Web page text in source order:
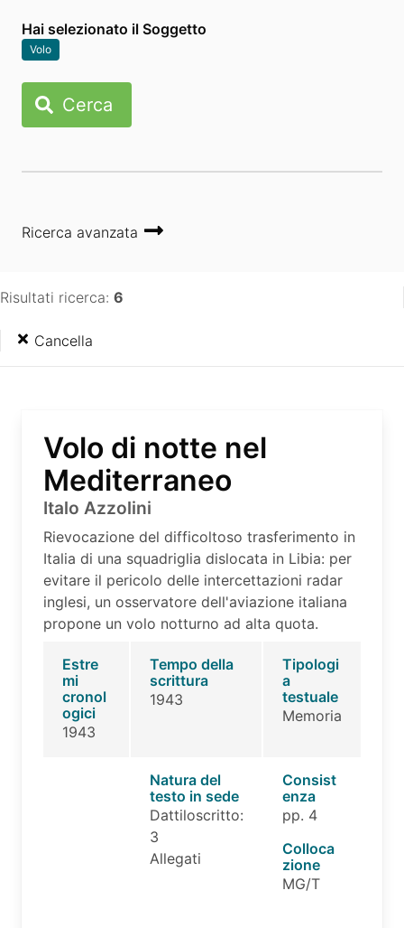
Hai selezionato il Soggetto
Volo
Cerca
Ricerca avanzata
Risultati ricerca: 6
Cancella
Volo di notte nel
Mediterraneo
Italo Azzolini
Rievocazione del difficoltoso trasferimento in
Italia di una squadriglia dislocata in Libia: per
evitare il pericolo delle intercettazioni radar
inglesi, un osservatore dell'aviazione italiana
propone un volo notturno ad alta quota.
Estre
mi
cronol
ogici
1943
Tempo della
scrittura
1943
Tipologi
a
testuale
Memoria
Natura del
testo in sede
Dattiloscritto:
3
Allegati
Consist
enza
pp. 4
Colloca
zione
MG/T